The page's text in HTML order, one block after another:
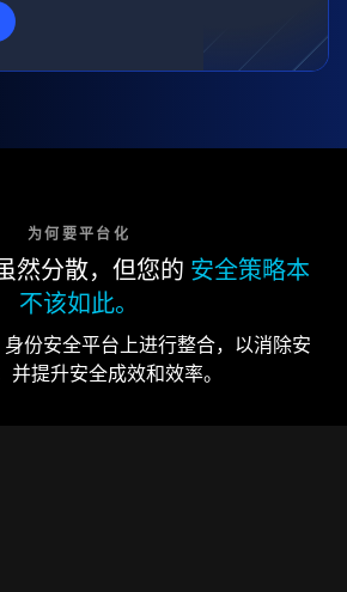
为何要平台化
然分散，但您的 安全策略本
不该如此。
身份安全平台上进行整合，以消除安
并提升安全成效和效率。